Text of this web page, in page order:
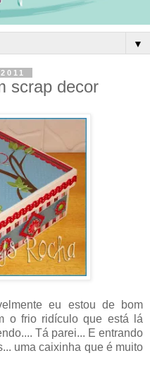
▼
scrap decor
eu estou de bom
o frio ridículo que está lá
Tá parei... E entrando
uma caixinha que é muito